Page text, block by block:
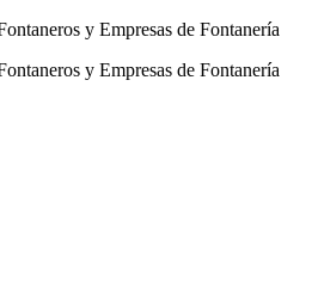
y Empresas de Fontanería
y Empresas de Fontanería